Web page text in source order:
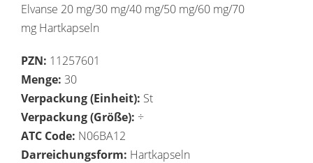
Elvanse 20 mg/30 mg/40 mg/50 mg/60 mg/70
mg Hartkapseln
PZN: 11257601
Menge: 30
Verpackung (Einheit): St
Verpackung (Größe): ÷
ATC Code: N06BA12
Darreichungsform: Hartkapseln